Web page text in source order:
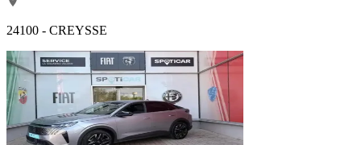
24100 - CREYSSE